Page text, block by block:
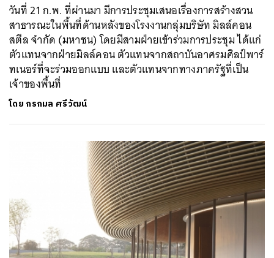
วันที่ 21 ก.พ. ที่ผ่านมา มีการประชุมเสนอเรื่องการสร้างสวน
สาธารณะในพื้นที่ด้านหลังของโรงงานกลุ่มบริษัท มิลล์คอน
สตีล จำกัด (มหาชน) โดยมีสามฝ่ายเข้าร่วมการประชุม ได้แก่
ตัวแทนจากฝ่ายมิลล์คอน ตัวแทนจากสถาบันอาศรมศิลป์พาร์
ทเนอร์ที่จะร่วมออกแบบ และตัวแทนจากทางภาครัฐที่เป็น
เจ้าของพื้นที่
โดย กรกมล ศรีวัฒน์